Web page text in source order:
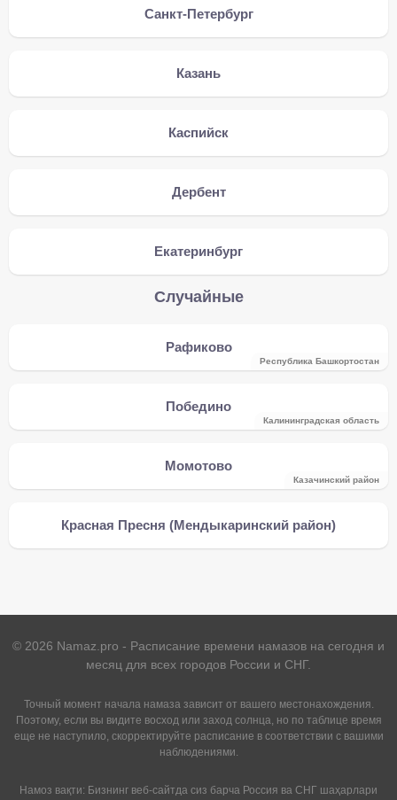
Санкт-Петербург
Казань
Каспийск
Дербент
Екатеринбург
Случайные
Рафиково
Республика Башкортостан
Победино
Калининградская область
Момотово
Казачинский район
Красная Пресня (Мендыкаринский район)
© 2026 Namaz.pro - Расписание времени намазов на сегодня и
месяц для всех городов России и СНГ.
Точный момент начала намаза зависит от вашего местонахождения.
Поэтому, если вы видите восход или заход солнца, но по таблице время
еще не наступило, скорректируйте расписание в соответствии с вашими
наблюдениями.
Намоз вақти: Бизнинг веб-сайтда сиз барча Россия ва СНГ шаҳарлари